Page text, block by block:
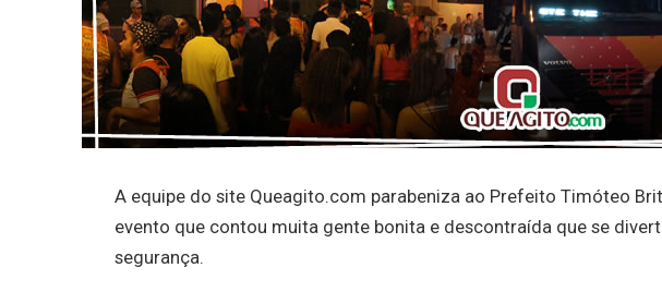
A equipe do site Queagito.com parabeniza ao Prefeito Timóteo
evento que contou muita gente bonita e descontraída que se
segurança.